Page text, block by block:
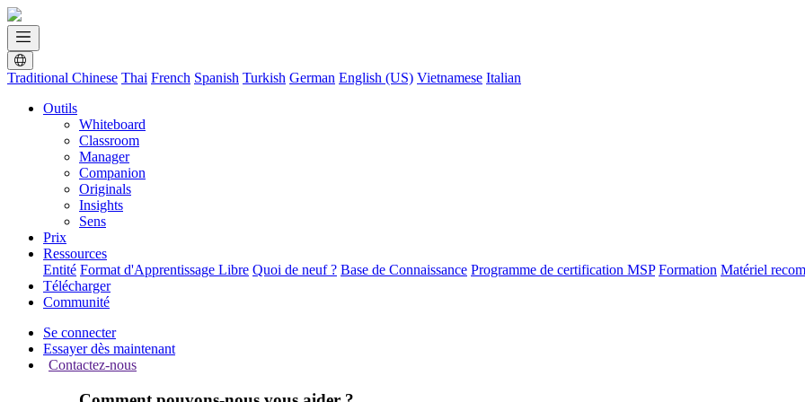
Traditional Chinese Thai French Spanish Turkish German English (US) Vietnamese Italian
Outils
Whiteboard
Classroom
Manager
Companion
Originals
Insights
Sens
Prix
Ressources
Entité Format d'Apprentissage Libre Quoi de neuf ? Base de Connaissance Programme de certification MSP Formation Matériel
Télécharger
Communité
Se connecter
Essayer dès maintenant
Contactez-nous